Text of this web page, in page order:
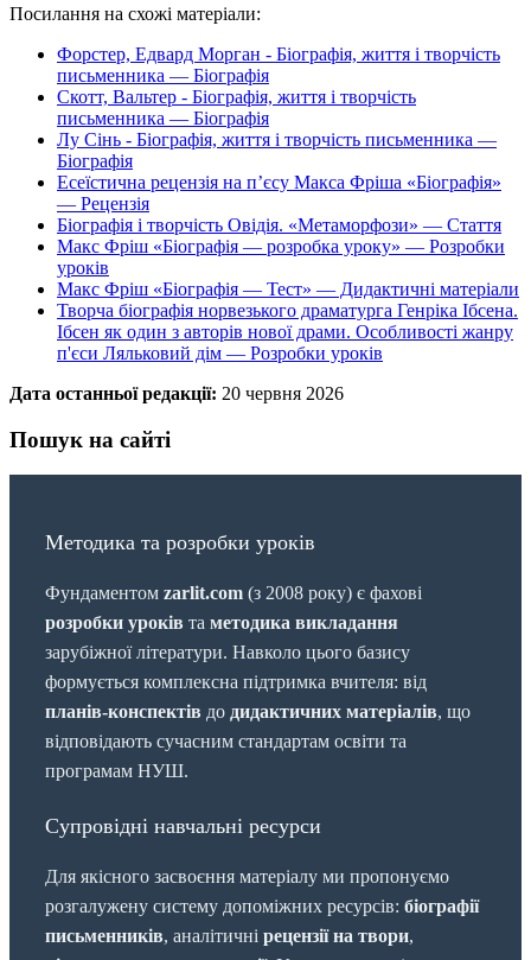
Посилання на схожі матеріали:
Форстер, Едвард Морган - Біографія, життя і творчість
письменника — Біографія
Скотт, Вальтер - Біографія, життя і творчість
письменника — Біографія
Лу Сінь - Біографія, життя і творчість письменника —
Біографія
Есеїстична рецензія на п’єсу Макса Фріша «Біографія»
— Рецензія
Біографія і творчість Овідія. «Метаморфози» — Стаття
Макс Фріш «Біографія — розробка уроку» — Розробки
уроків
Макс Фріш «Біографія — Тест» — Дидактичні матеріали
Творча біографія норвезького драматурга Генріка Ібсена.
Ібсен як один з авторів нової драми. Особливості жанру
п'єси Ляльковий дім — Розробки уроків
Дата останньої редакції: 20 червня 2026
Пошук на сайті
Методика та розробки уроків
Фундаментом zarlit.com (з 2008 року) є фахові
розробки уроків та методика викладання
зарубіжної літератури. Навколо цього базису
формується комплексна підтримка вчителя: від
планів-конспектів до дидактичних матеріалів, що
відповідають сучасним стандартам освіти та
програмам НУШ.
Супровідні навчальні ресурси
Для якісного засвоєння матеріалу ми пропонуємо
розгалужену систему допоміжних ресурсів: біографії
письменників, аналітичні рецензії на твори,